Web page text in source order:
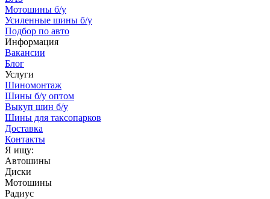
Мотошины б/у
Усиленные шины б/у
Подбор по авто
Информация
Вакансии
Блог
Услуги
Шиномонтаж
Шины б/у оптом
Выкуп шин б/у
Шины для таксопарков
Доставка
Контакты
Я ищу:
Автошины
Диски
Мотошины
Радиус